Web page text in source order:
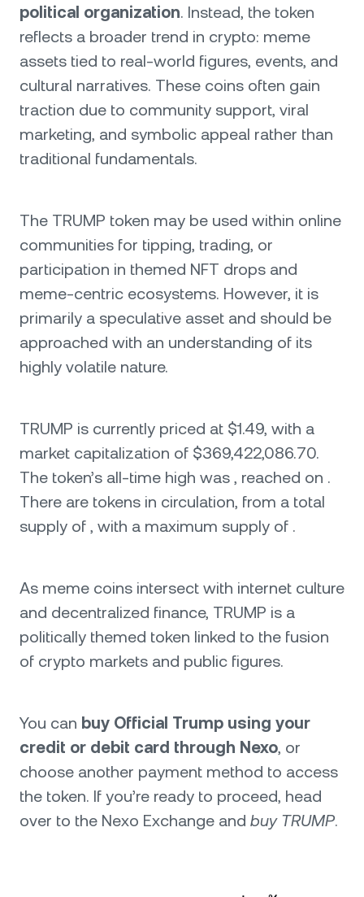
political organization. Instead, the token
reflects a broader trend in crypto: meme
assets tied to real-world figures, events, and
cultural narratives. These coins often gain
traction due to community support, viral
marketing, and symbolic appeal rather than
traditional fundamentals.
The TRUMP token may be used within online
communities for tipping, trading, or
participation in themed NFT drops and
meme-centric ecosystems. However, it is
primarily a speculative asset and should be
approached with an understanding of its
highly volatile nature.
TRUMP is currently priced at $1.49, with a
market capitalization of $369,422,086.70.
The token’s all-time high was , reached on .
There are tokens in circulation, from a total
supply of , with a maximum supply of .
As meme coins intersect with internet culture
and decentralized finance, TRUMP is a
politically themed token linked to the fusion
of crypto markets and public figures.
You can buy Official Trump using your
credit or debit card through Nexo, or
choose another payment method to access
the token. If you’re ready to proceed, head
over to the Nexo Exchange and buy TRUMP.